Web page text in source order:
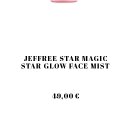
JEFFREE STAR MAGIC
STAR GLOW FACE MIST
49,00 €